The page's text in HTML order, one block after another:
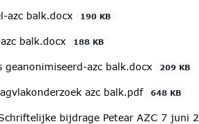
azc balk.docx
190 KB
balk.docx 188 KB
geanonimiseerd-azc balk.docx 209 KB
azc balk.pdf 648 KB
Schriftelijke bijdrage Petear AZC 7 juni